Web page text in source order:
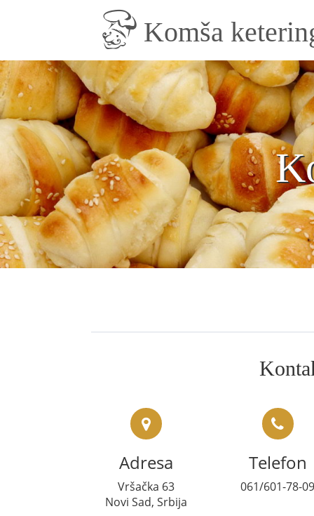
Skip to main content
Komša
Adresa
Vršačka 63
Novi Sad, Srbija
Telefon
061/601-78-